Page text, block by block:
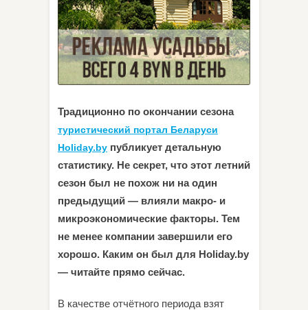
Традиционно по окончании сезона
туристический портал Беларуси
Holiday.by публикует детальную
статистику. Не секрет, что этот летний
сезон был не похож ни на один
предыдущий — влияли макро- и
микроэкономические факторы. Тем
не менее компании завершили его
хорошо. Каким он был для Holiday.by
— читайте прямо сейчас.
В качестве отчётного периода взят